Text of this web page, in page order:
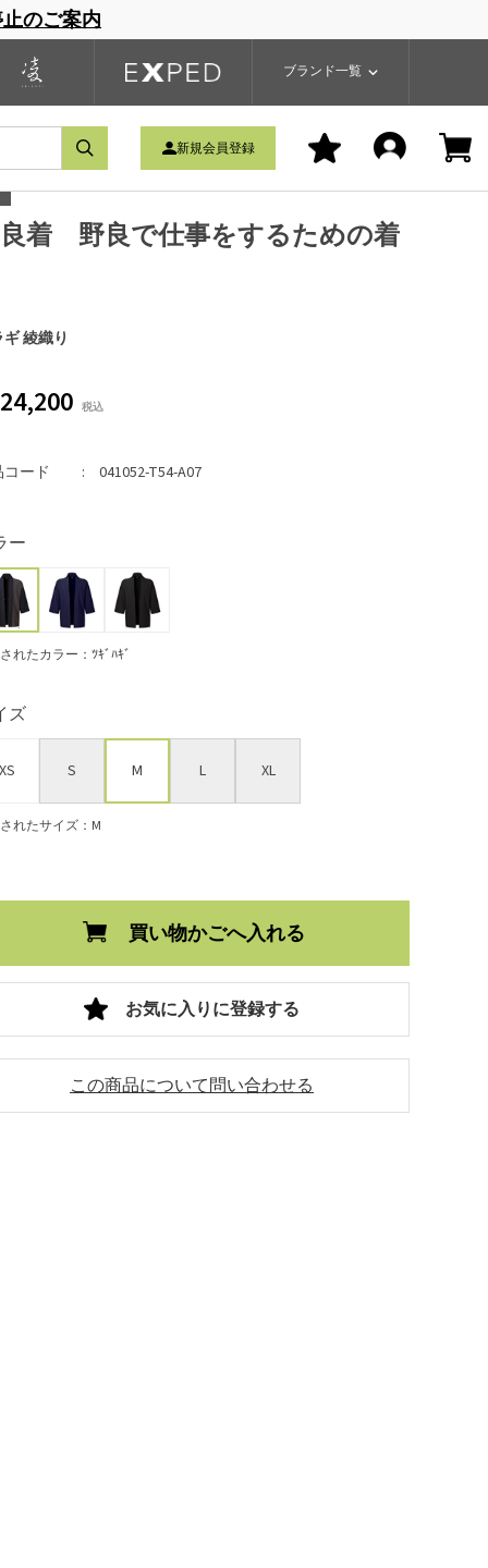
のご案内
ブランド一覧
新規会員登録
着 野良で仕事をするための着
綾織り
ード 041052-T54-A07
ー
れたカラー：ﾂｷﾞﾊｷﾞ
ズ
S M L XL
れたサイズ：M
買い物かごへ入れる
この商品について問い合わせる
お気に入りに登録する